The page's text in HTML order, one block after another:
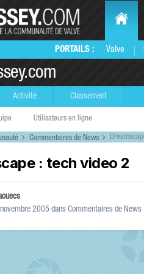
PORTAILS : Valve
Utilisateurs en ligne
Activité Classement
Commentaires de News
: tech video 2
2005 dans Commentaires de News